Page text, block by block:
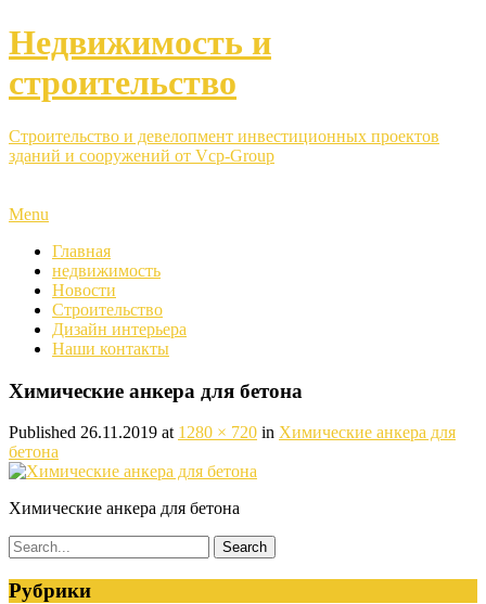
Недвижимость и
строительство
Строительство и девелопмент инвестиционных проектов
зданий и сооружений от Vcp-Group
Menu
Главная
недвижимость
Новости
Строительство
Дизайн интерьера
Наши контакты
Химические анкера для бетона
Published 26.11.2019 at 1280 × 720 in Химические анкера для
бетона
Химические анкера для бетона
Рубрики